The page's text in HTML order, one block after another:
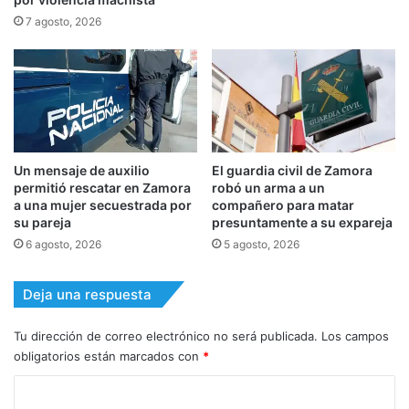
7 agosto, 2026
Un mensaje de auxilio
permitió rescatar en Zamora
a una mujer secuestrada por
su pareja
6 agosto, 2026
El guardia civil de Zamora
robó un arma a un
compañero para matar
presuntamente a su expareja
5 agosto, 2026
Deja una respuesta
Tu dirección de correo electrónico no será publicada. Los campos
obligatorios están marcados con *